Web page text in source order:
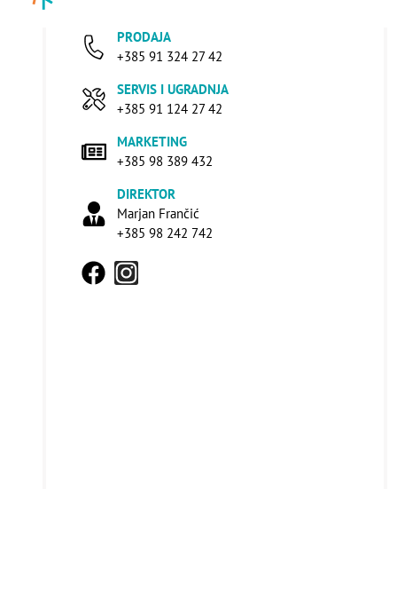
PRODAJA
+385 91 324 27 42
SERVIS I UGRADNJA
+385 91 124 27 42
MARKETING
+385 98 389 432
DIREKTOR
Marjan Frančić
+385 98 242 742